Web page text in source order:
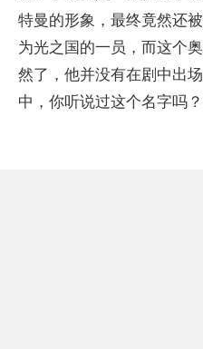
特曼的形象，最终竟然还
为光之国的一员，而这个
然了，他并没有在剧中出
中，你听说过这个名字吗？